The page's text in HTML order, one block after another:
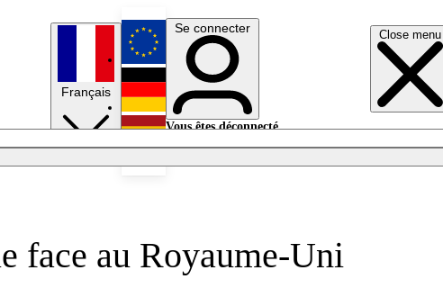
Close menu
Français
English
Deutsch
Se connecter
Vous êtes déconnecté.
face au Royaume-Uni